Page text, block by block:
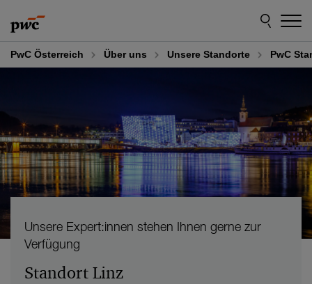
to
content
to
footer
PwC Österreich Über uns Unsere Standorte PwC
Standort Linz
Unsere Expert:innen stehen Ihnen gerne zur
Verfügung